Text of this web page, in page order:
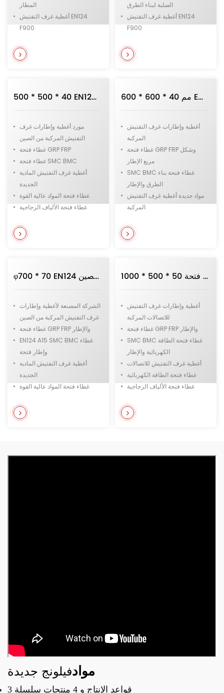
المطار
أغطية غرف التفتيش EN124
F900
أغطية غرف التفتيش البلدية
والبنية التحتية
الصلبة لبناء الطرق
أغطية غرف التفتيش EN124
F900
أغطية غرف التفتيش الحديدية
البلدية والبنية التحتية
500 * 500 * 40 EN124 GRP FRP SMC BMC غطاء فتحة مركب وإطار في شكل مربع من المورد الصيني
مورد أغطية وإطارات غرف
التفتيش المركبة من الصين
غطاء فتحة GRP FRP
غطاء فتحة SMC BMC
أغطية غرف التفتيش المادية
الجديدة
غطاء فتحة المواد عالية القوة
غطاء فتحة الألياف الزجاجية
600 * 600 * 40 مم EN124 GRP FRP SMC BMC غطاء فتحة مركب وإطار في شكل مربع
أغطية وإطارات غرف التفتيش
المركبة
غطاء فتحة GRP FRP وشكل
مربع الإطار
SMC BMC غطاء فتحة بناء
الطرق والإطار
مواد جديدة أغطية غرف التفتيش
المركبة
مركب
B125 الألياف الزجاجية وغطاء
φ700 * 70 EN124 غطاء فتحة مركب وإطار في شكل دائري للبيع المباشر من الصين
الشركة المصنعة لأغطية وإطارات
غرف التفتيش المركبة من الصين
غطاء فتحة GRP FRP والإطار
EN124 A15 SMC BMC غطاء
وإطار فتحة
أغطية غرف التفتيش المادية
الجديدة
غطاء فتحة المواد عالية القوة
غطاء المورد من الصين
1000 * 500 * 50 غطاء فتحة GRP في مستطيل مطبق على الاتصالات والطاقة الكهربائية
أغطية وإطارات غرف التفتيش
للاتصالات المركبة
غطاء فتحة GRP FRP والإطار
SMC BMC غطاء فتحة الطاقة
الكهربائية والإطار
أغطية غرف التفتيش للاتصالات
غطاء فتحة الطاقة الكهربائية
غطاء فتحة الألياف الزجاجية
فيلونج جديدةمواد
3 قواعد الإنتاج و 4 منتجات سلسلة